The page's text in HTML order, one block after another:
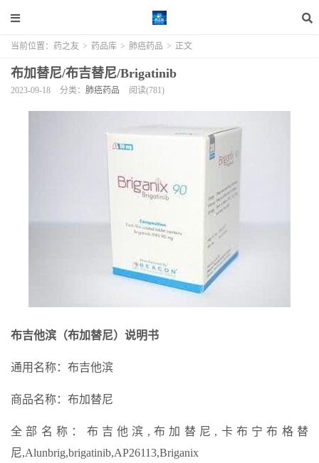
当前位置： 药之友 > 药品库 > 肺癌药品 > 正文
布加替尼/布吉替尼/Brigatinib
2023-09-18 分类： 肺癌药品 阅读(781)
布吉他滨（布加替尼）说明书
通用名称：布吉他滨
商品名称：布加替尼
全部名称：布吉他滨,布加替尼,卡布宁布格替
尼,Alunbrig,brigatinib,AP26113,Briganix